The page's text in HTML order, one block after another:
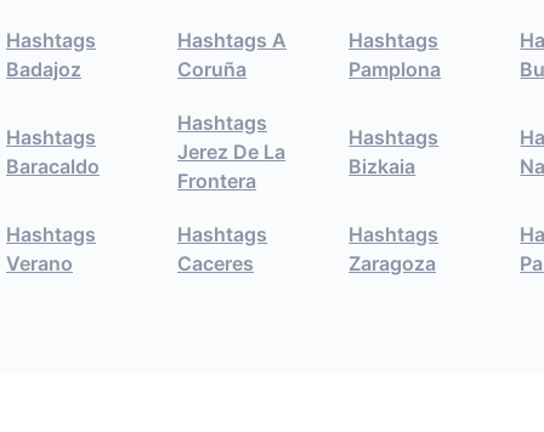
Hashtags
Badajoz
Hashtags A
Coruña
Hashtags
Pamplona
Hashtags
Baracaldo
Hashtags
Jerez De La
Frontera
Hashtags
Bizkaia
Hashtags
Verano
Hashtags
Caceres
Hashtags
Zaragoza